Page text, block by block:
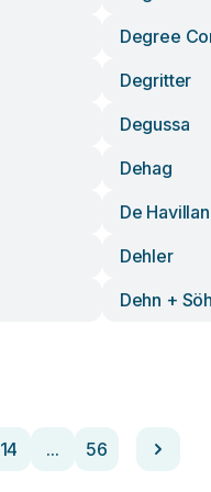
Degree
Degritter
Degussa
Dehag
De
Dehler
Dehn +
14 ... 56